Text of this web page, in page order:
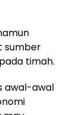
sumber
timah.
awal-awal